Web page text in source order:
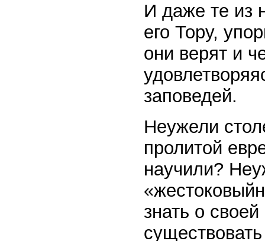
И даже те из
его Тору,
они верят и
заповедей.
Неужели
пролитой
научили?
знать о